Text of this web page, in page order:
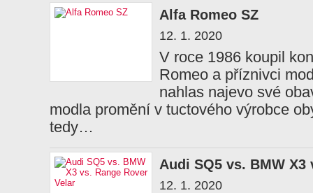
Alfa Romeo SZ
12. 1. 2020
V roce 1986 koupil
Romeo a příznivci
nahlas najevo své
modla promění v tuctového výrobce
tedy…
Audi SQ5 vs. BMW X3
12. 1. 2020